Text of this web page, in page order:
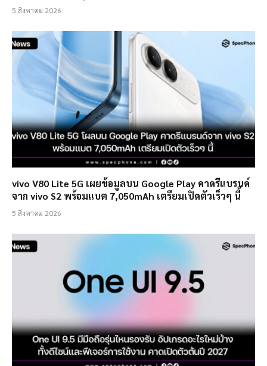
5 สิงหาคม 2026
vivo V80 Lite 5G เผยข้อมูลบน Google Play คาดรีแบรนด์
จาก vivo S2 พร้อมแบต 7,050mAh เตรียมเปิดตัวเร็วๆ นี้
5 สิงหาคม 2026